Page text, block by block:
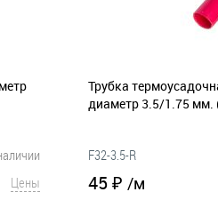
Цены
Трубка
диаметр 3.5/1.75 мм.
F32-3.5-R
45 ₽ /м